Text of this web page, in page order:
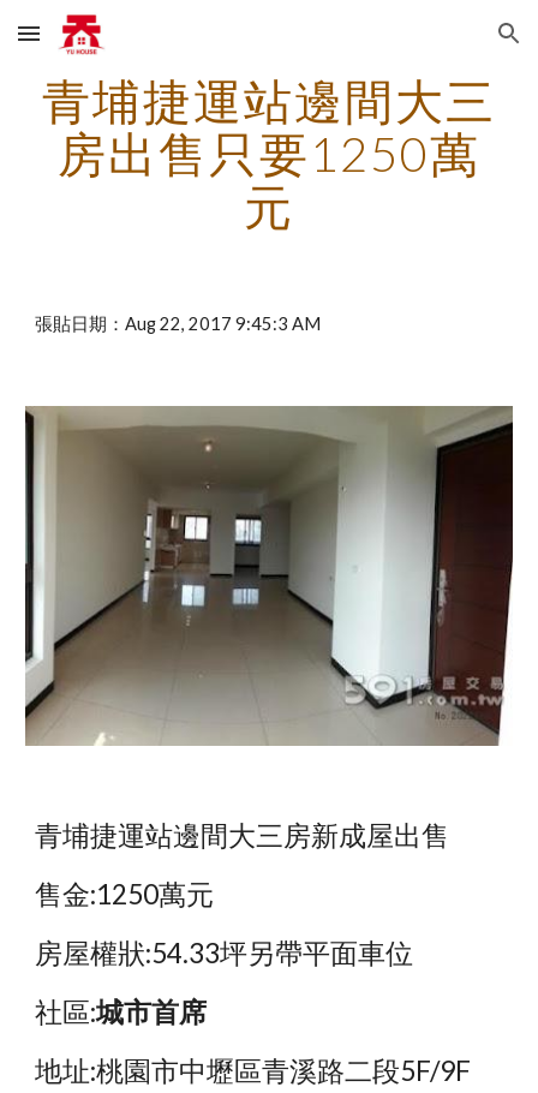
Skip to main content Skip to navigation
青埔捷運站邊間大三
房出售只要1250萬
元
張貼日期：Aug 22, 2017 9:45:3 AM
青埔捷運站邊間大三房新成屋出售
售金:1250萬元
房屋權狀:54.33坪另帶平面車位
社區:城市首席
地址:桃園市中壢區青溪路二段5F/9F